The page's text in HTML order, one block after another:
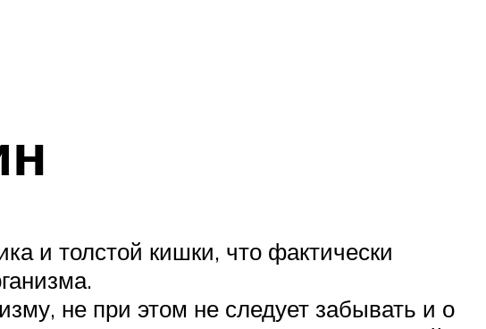
и толстой кишки, что фактически
не при этом не следует забывать и о